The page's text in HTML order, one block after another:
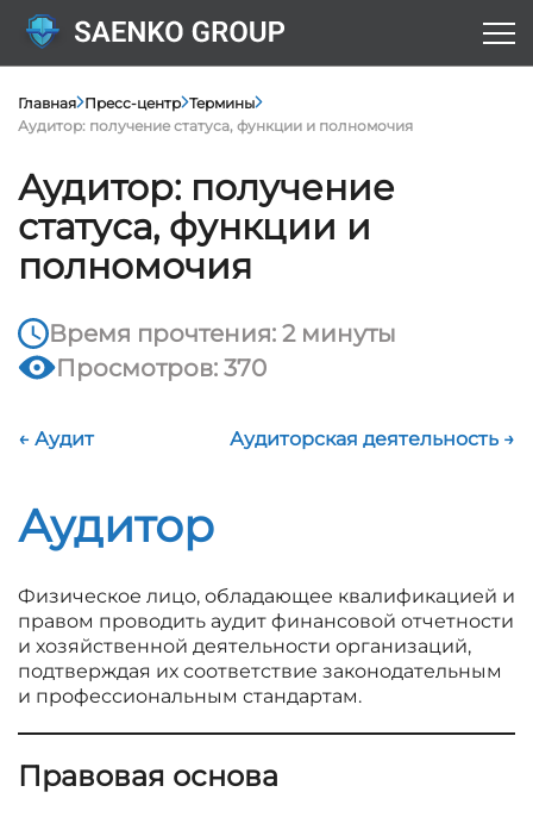
Главная Пресс-центр Термины
Аудитор: получение статуса, функции и полномочия
Аудитор: получение
статуса, функции и
полномочия
Время прочтения: 2 минуты
Просмотров: 370
← Аудит Аудиторская деятельность →
Аудитор
Физическое лицо, обладающее квалификацией и
правом проводить аудит финансовой отчетности
и хозяйственной деятельности организаций,
подтверждая их соответствие законодательным
и профессиональным стандартам.
Правовая основа